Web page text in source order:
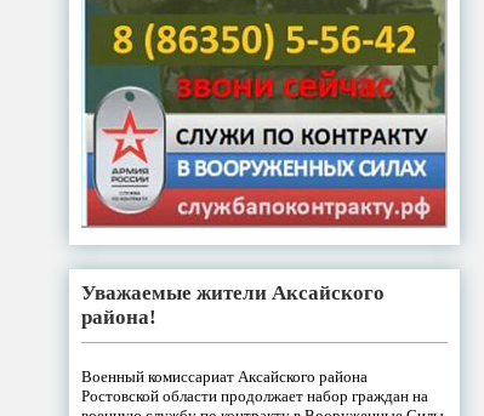
Уважаемые жители Аксайского
района!
Военный комиссариат Аксайского района
Ростовской области продолжает набор граждан на